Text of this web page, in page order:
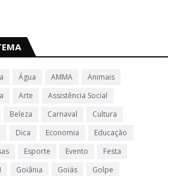
Água AMMA
Animais
Arte
Assistência Social
Beleza Carnaval
Cultura
Dica Economia
Educação
Esporte Evento
Festa
Goiânia Goiás
Golpe